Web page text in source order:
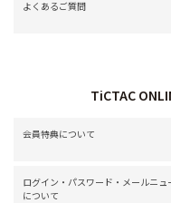
よくあるご質問
TiCTAC
会員特典について
ログイン・パスワード・メールニュ
について